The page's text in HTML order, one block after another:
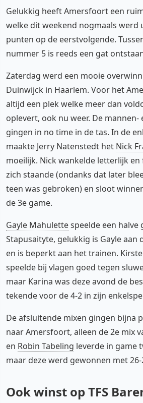
Gelukkig heeft Amersfoort een
welke dit weekend nogmaals werd
punten op de eerstvolgende.
nummer 5 is reeds een gat
Zaterdag werd een mooie
Duinwijck in Haarlem. Voor het
altijd een plek welke meer dan
oplevert, ook nu weer. De
gingen in no time in de tas. In de
maakte Jerry Natenstedt het Nick
moeilijk. Nick wankelde letterlijk
zich staande (ondanks dat later
teen was gebroken) en sloot
de 3e game.
Gayle Mahulettespeelde een halve
Stapusaityte, gelukkig is Gayle aan
en is beperkt aan het trainen.
speelde bij vlagen goed tegen
maar Karina was deze avond de
tekende voor de 4-2 in zijn
De afsluitende mixen gingen bijna
naar Amersfoort, alleen de 2e mix
en Robin Tabeling leverde in game
maar deze werd gewonnen met 26-
Ook winst op TFS